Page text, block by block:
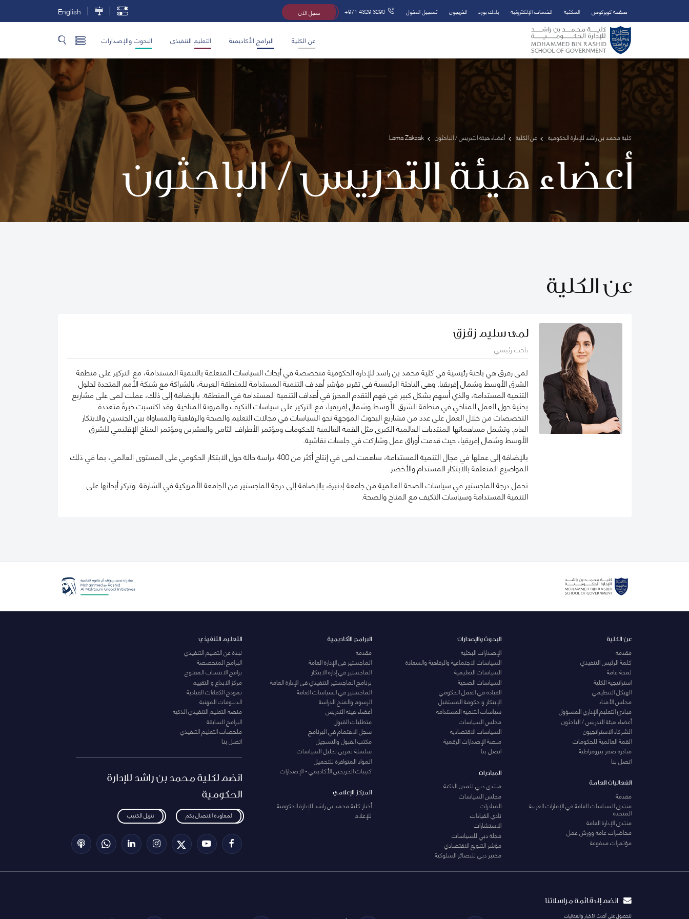
تخطي إلى المحتوى الرئيسي
فتح قائمة الوصول
صفحة كويركوس المكتبة الخدمات الإلكترونية بلاك بورد الخريجون تسجيل الدخول +971 4329 3290 سجل الآن English
عن الكلية البرامج الأكاديمية التعليم التنفيذي البحوث والإصدارات
كلية محمد بن راشد للإدارة الحكومية عن الكلية أعضاء هيئة التدريس / الباحثون Lama Zakzak
أعضاء هيئة التدريس / الباحثون
عن الكلية
لمى سليم زقزق
باحث رئيسي
لمى زقزق هي باحثة رئيسية في كلية محمد بن راشد للإدارة الحكومية متخصصة في أبحاث السياسات المتعلقة بالتنمية المستدامة، مع التركيز على منطقة
الشرق الأوسط وشمال إفريقيا. وهي الباحثة الرئيسية في تقرير مؤشر أهداف التنمية المستدامة للمنطقة العربية، بالشراكة مع شبكة الأمم المتحدة لحلول
التنمية المستدامة، والذي أسهم بشكل كبير في فهم التقدم المحرز في أهداف التنمية المستدامة في المنطقة. بالإضافة إلى ذلك، عملت لمى على مشاريع
بحثية حول العمل المناخي في منطقة الشرق الأوسط وشمال إفريقيا، مع التركيز على سياسات التكيف والمرونة المناخية. وقد اكتسبت خبرةً متعددة
التخصصات من خلال العمل على عدد من مشاريع البحوث الموجهة نحو السياسات في مجالات التعليم والصحة والرفاهية والمساواة بين الجنسين والابتكار
العام. وتشمل مساهماتها المنتديات العالمية الكبرى مثل القمة العالمية للحكومات ومؤتمر الأطراف الثامن والعشرين ومؤتمر المناخ الإقليمي للشرق
الأوسط وشمال إفريقيا، حيث قدمت أوراق عمل وشاركت في جلسات نقاشية.
بالإضافة إلى عملها في مجال التنمية المستدامة، ساهمت لمى في إنتاج أكثر من 400 دراسة حالة حول الابتكار الحكومي على المستوى العالمي، بما في ذلك
المواضيع المتعلقة بالابتكار المستدام والأخضر.
تحمل درجة الماجستير في سياسات الصحة العالمية من جامعة إدنبرة، بالإضافة إلى درجة الماجستير من الجامعة الأمريكية في الشارقة. وتركز أبحاثها على
التنمية المستدامة وسياسات التكيف مع المناخ والصحة.
عن الكلية
مقدمة
كلمة الرئيس التنفيذي
لمحة عامة
استراتيجية الكلية
الهيكل التنظيمي
مجلس الأمناء
مبادئ التعليم الإداري المسؤول
أعضاء هيئة التدريس / الباحثون
الشركاء الاستراتجيون
القمة العالمية للحكومات
مبادرة صفر بيروقراطية
اتصل بنا
الفعاليات العامة
مقدمة
منتدى السياسات العامة في الإمارات العربية
المتحدة
منتدى الإدارة العامة
محاضرات عامة وورش عمل
مؤتمرات مدفوعة
البحوث والإصدارات
الإصدارات البحثية
السياسات الاجتماعية والرفاهية والسعادة
السياسات التعليمية
السياسات الصحية
القيادة في العمل الحكومي
الإبتكار و حكومة المستقبل
سياسات التنمية المستدامة
مجلس السياسات
السياسات الاقتصادية
منصة الإصدارات الرقمية
اتصل بنا
المبادرات
منتدى دبي للمدن الذكية
مجلس السياسات
المبادرات
نادي القيادات
الاستشارات
مجلة دبي للسياسات
مؤشر التنويع الاقتصادي
مختبر دبي للبصائر السلوكية
البرامج الأكاديمية
مقدمة
الماجستير في الإدارة العامة
الماجستير في إدارة الابتكار
برنامج الماجستير التنفيذي في الإدارة العامة
الماجستير في السياسات العامة
الرسوم والمنح الدراسة
أعضاء هيئة التدريس
متطلبات القبول
سجل الاهتمام في البرنامج
مكتب القبول والتسجيل
سلسلة تمرين تحليل السياسات
المواد المتوافرة للتحميل
كتيبات الخريجين الأكاديمي - الإصدارات
المركز الإعلامي
أخبار كلية محمد بن راشد للإدارة الحكومية
للإعلام
التعليم التنفيذي
نبذة عن التعليم التنفيذي
البرامج المتخصصة
برامج الانتساب المفتوح
مركز الابداع و التقييم
نموذج الكفاءات القيادية
الدبلومات المهنية
منصة التعليم التنفيذي الذكية
البرامج السابقة
ملخصات التعليم التنقيذي
اتصل بنا
انضم لكلية محمد بن راشد للإدارة
الحكومية
لمعاودة الاتصال بكم تنزيل الكتيب
انضم إلى قائمة مراسلاتنا
للحصول على أحدث الأخبار والفعاليات